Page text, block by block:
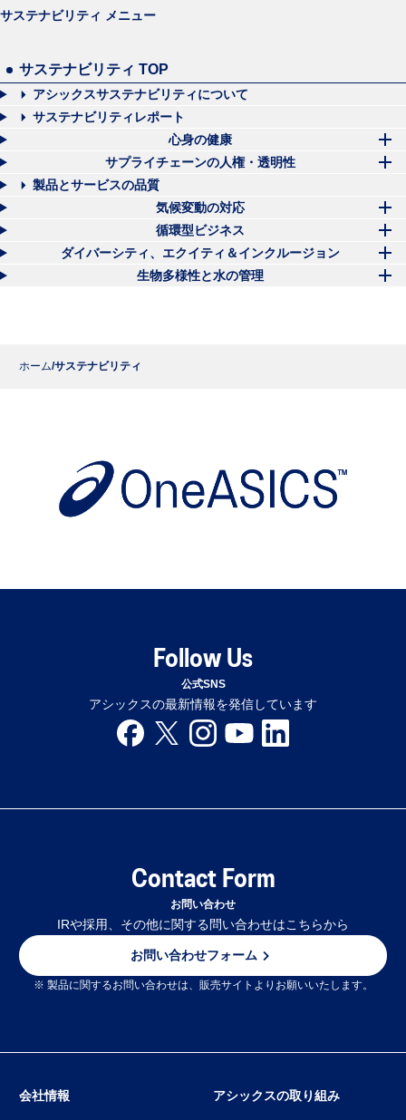
サステナビリティ メニュー
サステナビリティ TOP
アシックスサステナビリティについて
サステナビリティレポート
心身の健康
サプライチェーンの人権・透明性
製品とサービスの品質
気候変動の対応
循環型ビジネス
ダイバーシティ、エクイティ＆インクルージョン
生物多様性と水の管理
ホーム サステナビリティ
Follow Us
公式SNS
アシックスの最新情報を発信しています
Contact Form
お問い合わせ
IRや採用、その他に関する問い合わせはこちらから
お問い合わせフォーム
※ 製品に関するお問い合わせは、販売サイトよりお願いいたします。
会社情報 アシックスの取り組み